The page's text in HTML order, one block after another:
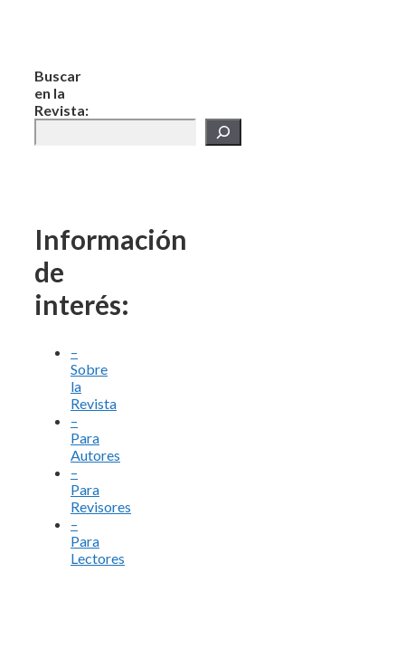
Buscar
en la
Revista:
Información
de
interés:
–
Sobre
la
Revista
–
Para
Autores
–
Para
Revisores
–
Para
Lectores